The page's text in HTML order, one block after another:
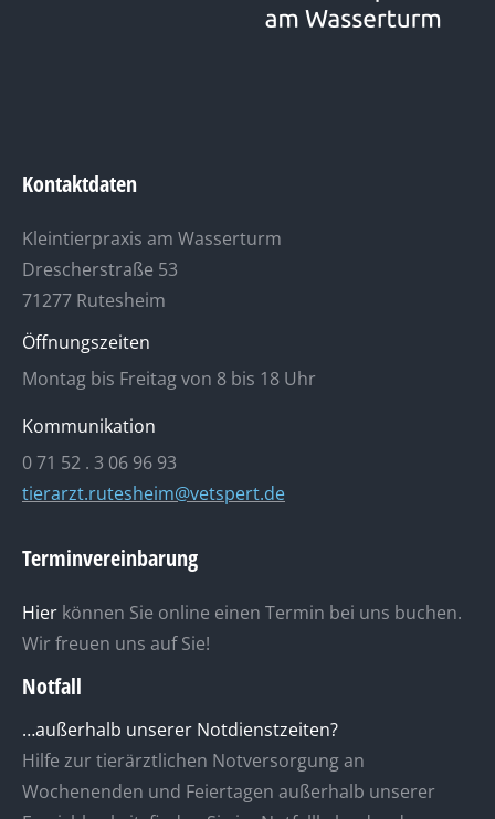
Kontaktdaten
Kleintierpraxis am Wasserturm
Drescherstraße 53
71277 Rutesheim
Öffnungszeiten
Montag bis Freitag von 8 bis 18 Uhr
Kommunikation
0 71 52 . 3 06 96 93
tierarzt.rutesheim@vetspert.de
Terminvereinbarung
Hier können Sie online einen Termin bei uns buchen.
Wir freuen uns auf Sie!
Notfall
…außerhalb unserer Notdienstzeiten?
Hilfe zur tierärztlichen Notversorgung an
Wochenenden und Feiertagen außerhalb unserer